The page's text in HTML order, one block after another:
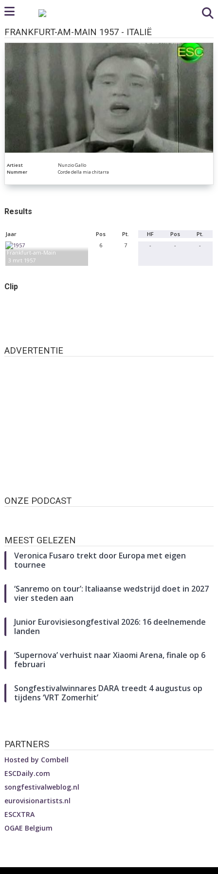
FRANKFURT-AM-MAIN 1957 - ITALIË
Artiest
Nunzio Gallo
Nummer
Corde della mia chitarra
Results
Jaar Pos Pt. HF Pos Pt.
Frankfurt-am-Main
3 mrt 1957
6 7 - - -
Clip
ADVERTENTIE
ONZE PODCAST
MEEST GELEZEN
Veronica Fusaro trekt door Europa met eigen
tournee
‘Sanremo on tour’: Italiaanse wedstrijd doet in 2027
vier steden aan
Junior Eurovisiesongfestival 2026: 16 deelnemende
landen
‘Supernova’ verhuist naar Xiaomi Arena, finale op 6
februari
Songfestivalwinnares DARA treedt 4 augustus op
tijdens ‘VRT Zomerhit’
PARTNERS
Hosted by Combell
ESCDaily.com
songfestivalweblog.nl
eurovisionartists.nl
ESCXTRA
OGAE Belgium